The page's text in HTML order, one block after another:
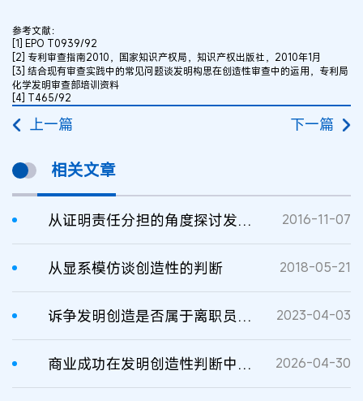
参考文献：
[1] EPO T0939/92
[2] 专利审查指南2010，国家知识产权局，知识产权出版社，2010年1月
[3] 结合现有审查实践中的常见问题谈发明构思在创造性审查中的运用，专利局
化学发明审查部培训资料
[4] T465/92
上一篇 下一篇
相关文章
从证明责任分担的角度探讨发明创造性的判断 2016-11-07
从显系模仿谈创造性的判断 2018-05-21
诉争发明创造是否属于离职员工在原单位完成的职务发明创造的判断 2023-04-03
商业成功在发明创造性判断中的考量思路 2026-04-30